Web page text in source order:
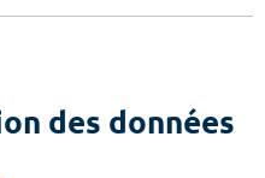
des données